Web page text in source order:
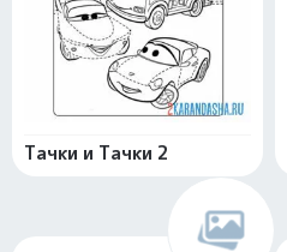
Тачки и Тачки 2